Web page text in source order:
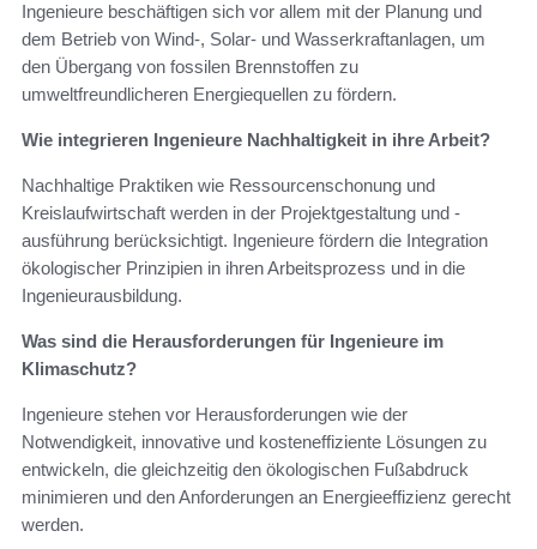
Ingenieure beschäftigen sich vor allem mit der Planung und
dem Betrieb von Wind-, Solar- und Wasserkraftanlagen, um
den Übergang von fossilen Brennstoffen zu
umweltfreundlicheren Energiequellen zu fördern.
Wie integrieren Ingenieure Nachhaltigkeit in ihre Arbeit?
Nachhaltige Praktiken wie Ressourcenschonung und
Kreislaufwirtschaft werden in der Projektgestaltung und -
ausführung berücksichtigt. Ingenieure fördern die Integration
ökologischer Prinzipien in ihren Arbeitsprozess und in die
Ingenieurausbildung.
Was sind die Herausforderungen für Ingenieure im
Klimaschutz?
Ingenieure stehen vor Herausforderungen wie der
Notwendigkeit, innovative und kosteneffiziente Lösungen zu
entwickeln, die gleichzeitig den ökologischen Fußabdruck
minimieren und den Anforderungen an Energieeffizienz gerecht
werden.